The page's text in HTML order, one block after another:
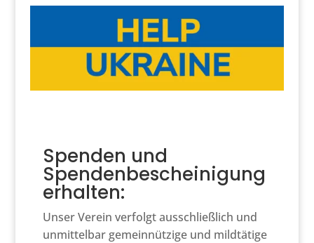
Spenden und
Spendenbescheinigung
erhalten:
Unser Verein verfolgt ausschließlich und
unmittelbar gemeinnützige und mildtätige